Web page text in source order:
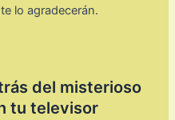
lo agradecerán.
del misterioso
tu televisor